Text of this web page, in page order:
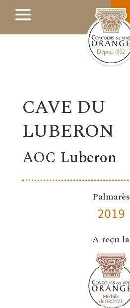
CAVE DU
LUBERON
AOC Luberon
Palmarès
2019
A reçu la